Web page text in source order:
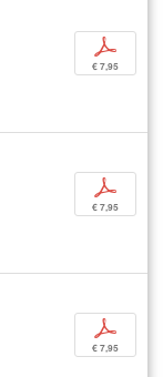
p
€ 7,95
p
€ 7,95
p
€ 7,95